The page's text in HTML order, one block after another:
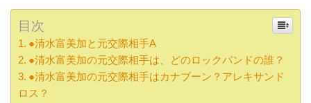
目次
●清水富美加と元交際相手A
●清水富美加の元交際相手は、どのロックバンドの誰？
●清水富美加の元交際相手はカナブーン？アレキサンド
ロス？